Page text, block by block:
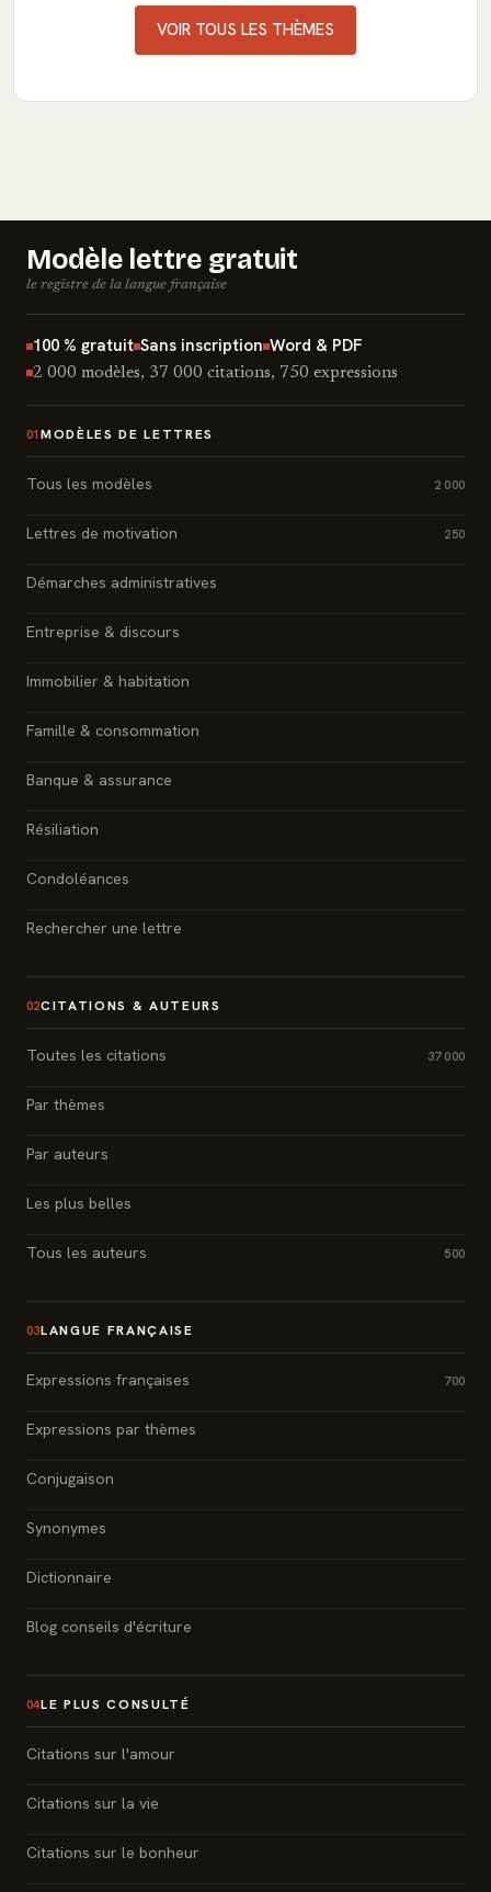
VOIR TOUS LES THÈMES
Modèle lettre gratuit
le registre de la langue française
100 % gratuit Sans inscription Word & PDF
2 000 modèles, 37 000 citations, 750 expressions
01 MODÈLES DE LETTRES
Tous les modèles 2 000
Lettres de motivation 250
Démarches administratives
Entreprise & discours
Immobilier & habitation
Famille & consommation
Banque & assurance
Résiliation
Condoléances
Rechercher une lettre
02CITATIONS & AUTEURS
Toutes les citations 37 000
Par thèmes
Par auteurs
Les plus belles
Tous les auteurs 500
03LANGUE FRANÇAISE
Expressions françaises 700
Expressions par thèmes
Conjugaison
Synonymes
Dictionnaire
Blog conseils d'écriture
04LE PLUS CONSULTÉ
Citations sur l'amour
Citations sur la vie
Citations sur le bonheur